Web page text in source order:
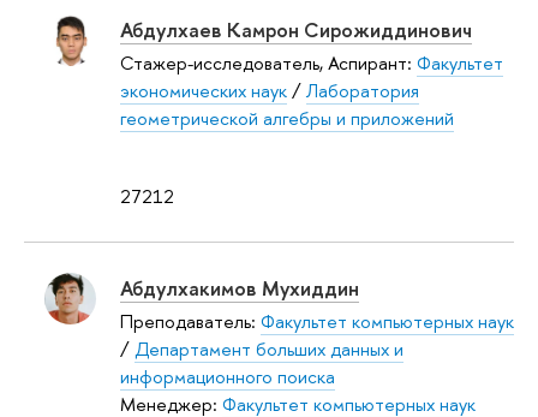
27212
Абдулхаев Камрон Сирожиддинович
Стажер-исследователь, Аспирант: Факультет
экономических наук/Лаборатория
геометрической алгебры и приложений
Абдулхакимов Мухиддин
Преподаватель: Факультет компьютерных наук
/Департамент больших данных и
информационного поиска
Менеджер: Факультет компьютерных наук